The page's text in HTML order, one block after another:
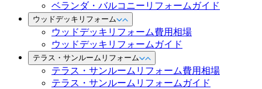
ベランダ・バルコニーリフォームガイド
ウッドデッキリフォーム
ウッドデッキリフォーム費用相場
ウッドデッキリフォームガイド
テラス・サンルームリフォーム
テラス・サンルームリフォーム費用相場
テラス・サンルームリフォームガイド